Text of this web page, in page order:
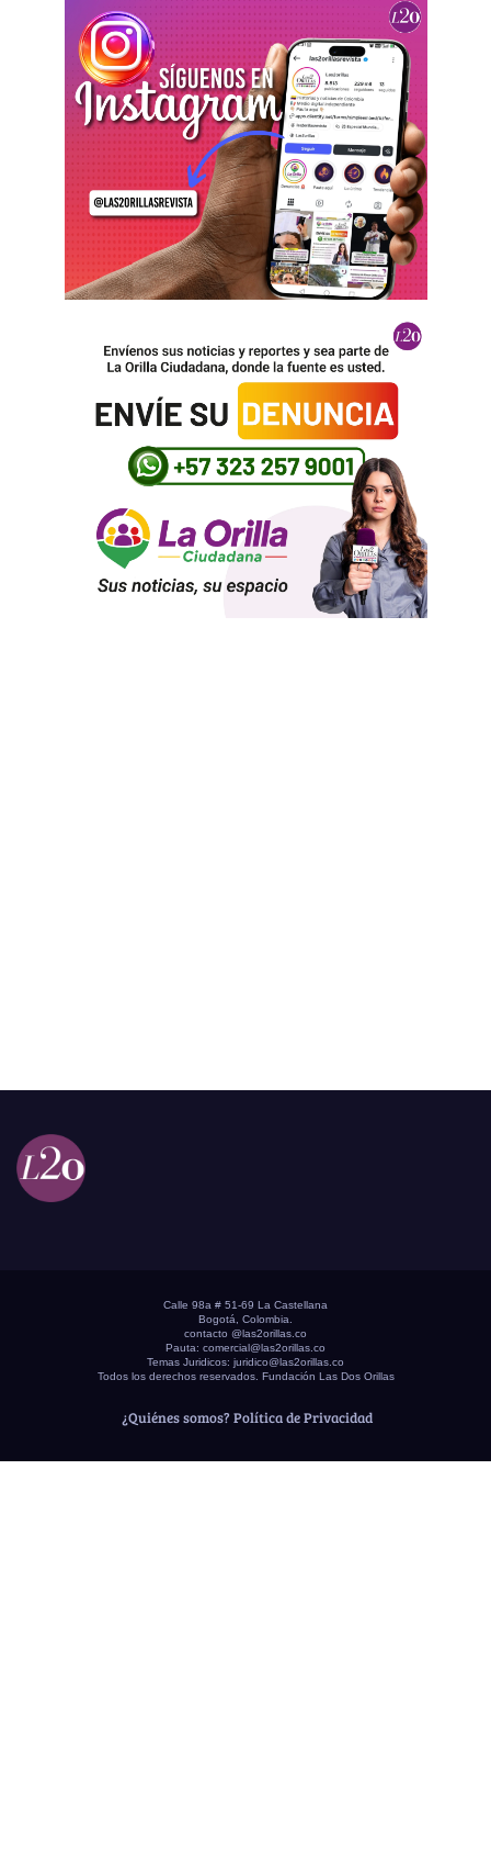
Calle 98a # 51-69 La Castellana
Bogotá, Colombia.
contacto @las2orillas.co
Pauta: comercial@las2orillas.co
Temas Juridicos: juridico@las2orillas.co
Todos los derechos reservados. Fundación Las Dos Orillas
¿Quiénes somos? Política de Privacidad